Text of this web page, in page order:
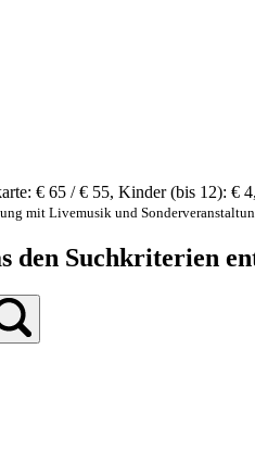
€ 65 / € 55, Kinder (bis 12): € 4,
mit Livemusik und
den Suchkriterien